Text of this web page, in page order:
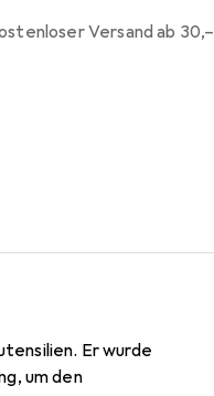
Versand ab 30,–
Er wurde
um den